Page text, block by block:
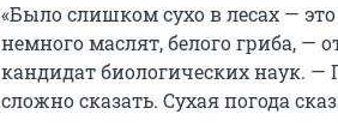
«Было слишком сухо в лесах —
немного маслят, белого гриба, —
кандидат биологических наук.
сложно сказать. Сухая погода